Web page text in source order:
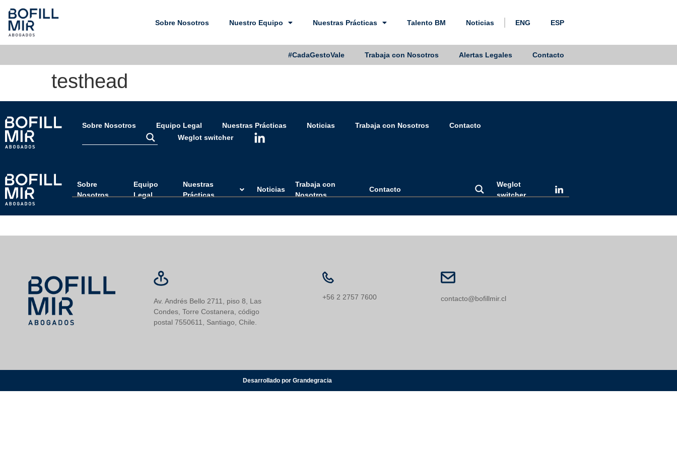
Sobre Nosotros Nuestro Equipo Nuestras Prácticas Talento BM Noticias ENG ESP
#CadaGestoVale Trabaja con Nosotros Alertas Legales Contacto
testhead
Sobre Nosotros Equipo Legal Nuestras Prácticas Noticias Trabaja con Nosotros
Contacto
Weglot switcher
Sobre
Nosotros
Equipo
Legal
Nuestras
Prácticas
Noticias
Trabaja con
Nosotros
Contacto
Weglot
switcher
Av. Andrés Bello 2711, piso 8, Las
Condes, Torre Costanera, código
postal 7550611, Santiago, Chile.
+56 2 2757 7600 contacto@bofillmir.cl
Desarrollado por Grandegracia